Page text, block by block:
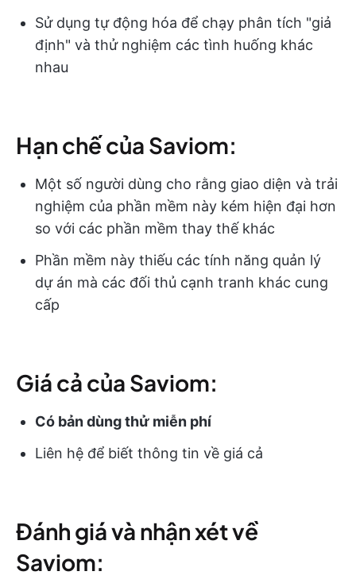
Sử dụng tự động hóa để chạy phân tích "giả
định" và thử nghiệm các tình huống khác
nhau
Hạn chế của Saviom:
Một số người dùng cho rằng giao diện và trải
nghiệm của phần mềm này kém hiện đại hơn
so với các phần mềm thay thế khác
Phần mềm này thiếu các tính năng quản lý
dự án mà các đối thủ cạnh tranh khác cung
cấp
Giá cả của Saviom:
Có bản dùng thử miễn phí
Liên hệ để biết thông tin về giá cả
Đánh giá và nhận xét về
Saviom: